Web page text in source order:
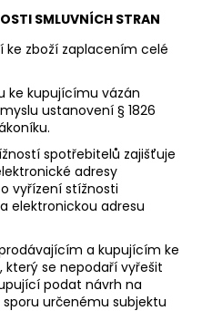
SMLUVNÍCH STRAN
ke zboží zaplacením celé
ke kupujícímu vázán
ustanovení § 1826
spotřebitelů zajišťuje
adresy
vyřízení stížnosti
elektronickou adresu
a kupujícím ke
který se nepodaří vyřešit
podat návrh na
určenému subjektu